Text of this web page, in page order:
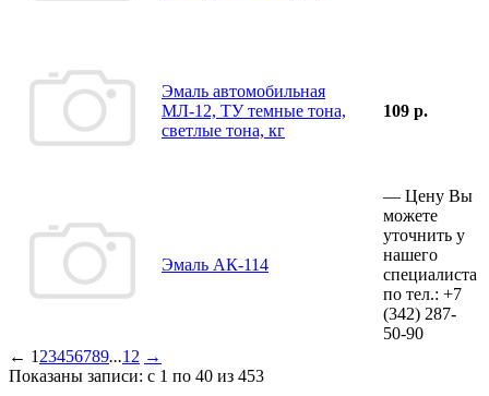
Эмаль автомобильная
МЛ-12, ТУ темные тона,
светлые тона, кг
109 р.
Эмаль АК-114
— Цену Вы
можете
уточнить у
нашего
специалиста
по тел.: +7
(342) 287-
50-90
← 1 23456789...12 →
Показаны записи: с 1 по 40 из 453